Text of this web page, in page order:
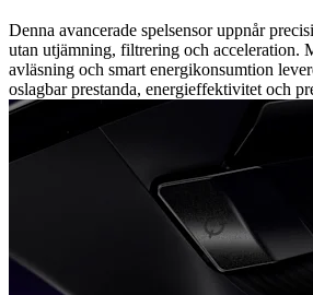
Denna avancerade spelsensor uppnår
utan utjämning, filtrering och acceleration.
avläsning och smart energikonsumtion
oslagbar prestanda, energieffektivitet och